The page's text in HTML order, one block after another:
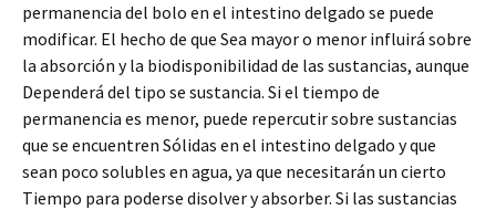
permanencia del bolo en el intestino delgado se puede
modificar. El hecho de que Sea mayor o menor influirá sobre
la absorción y la biodisponibilidad de las sustancias, aunque
Dependerá del tipo se sustancia. Si el tiempo de
permanencia es menor, puede repercutir sobre sustancias
que se encuentren Sólidas en el intestino delgado y que
sean poco solubles en agua, ya que necesitarán un cierto
Tiempo para poderse disolver y absorber. Si las sustancias